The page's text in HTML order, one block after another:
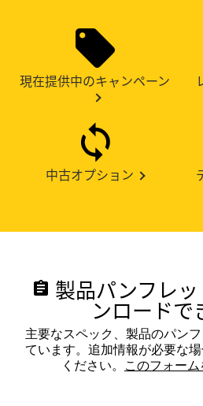
現在提供中のキャンペーン
中古オプション
assignment 製品パンフレ
ンロードで
主要なスペック、製品のパン
ています。追加情報が必要な
ください。 このフォー